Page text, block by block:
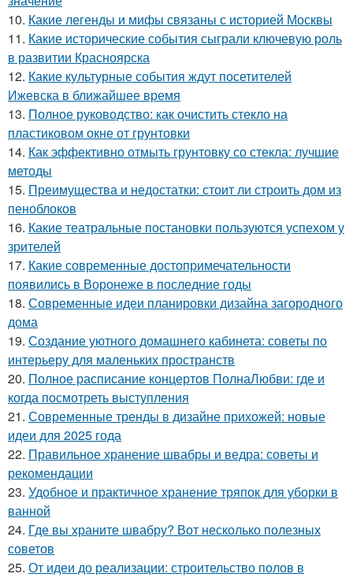
10. Какие легенды и мифы связаны с историей Москвы
11. Какие исторические события сыграли ключевую роль
в развитии Красноярска
12. Какие культурные события ждут посетителей
Ижевска в ближайшее время
13. Полное руководство: как очистить стекло на
пластиковом окне от грунтовки
14. Как эффективно отмыть грунтовку со стекла: лучшие
методы
15. Преимущества и недостатки: стоит ли строить дом из
пеноблоков
16. Какие театральные постановки пользуются успехом у
зрителей
17. Какие современные достопримечательности
появились в Воронеже в последние годы
18. Современные идеи планировки дизайна загородного
дома
19. Создание уютного домашнего кабинета: советы по
интерьеру для маленьких пространств
20. Полное расписание концертов ПолнаЛюбви: где и
когда посмотреть выступления
21. Современные тренды в дизайне прихожей: новые
идеи для 2025 года
22. Правильное хранение швабры и ведра: советы и
рекомендации
23. Удобное и практичное хранение тряпок для уборки в
ванной
24. Где вы храните швабру? Вот несколько полезных
советов
25. От идеи до реализации: строительство полов в